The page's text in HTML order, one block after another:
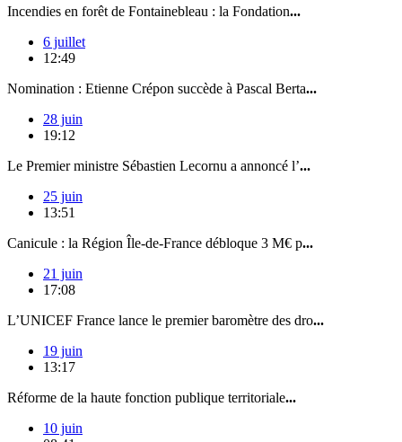
Incendies en forêt de Fontainebleau : la Fondation...
6 juillet
12:49
Nomination : Etienne Crépon succède à Pascal Berta...
28 juin
19:12
Le Premier ministre Sébastien Lecornu a annoncé l’...
25 juin
13:51
Canicule : la Région Île-de-France débloque 3 M€ p...
21 juin
17:08
L’UNICEF France lance le premier baromètre des dro...
19 juin
13:17
Réforme de la haute fonction publique territoriale...
10 juin